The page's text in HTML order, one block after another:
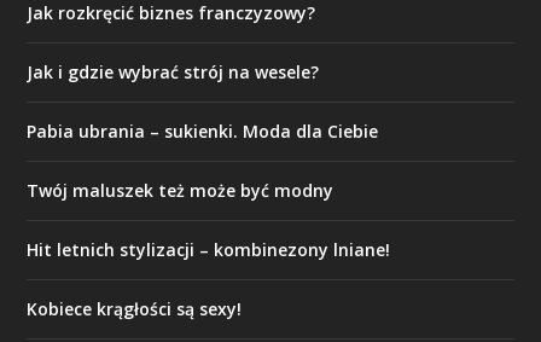
Jak rozkręcić biznes franczyzowy?
Jak i gdzie wybrać strój na wesele?
Pabia ubrania – sukienki. Moda dla Ciebie
Twój maluszek też może być modny
Hit letnich stylizacji – kombinezony lniane!
Kobiece krągłości są sexy!